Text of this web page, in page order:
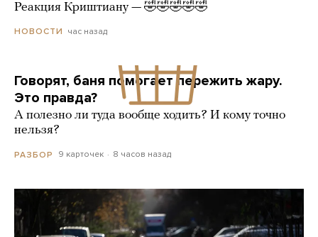
Реакция Криштиану — 🤣🤣🤣🤣🤣
НОВОСТИ час назад
Говорят, баня помогает пережить жару.
Это правда?
А полезно ли туда вообще ходить? И кому точно
нельзя?
РАЗБОР 9 карточек 8 часов назад